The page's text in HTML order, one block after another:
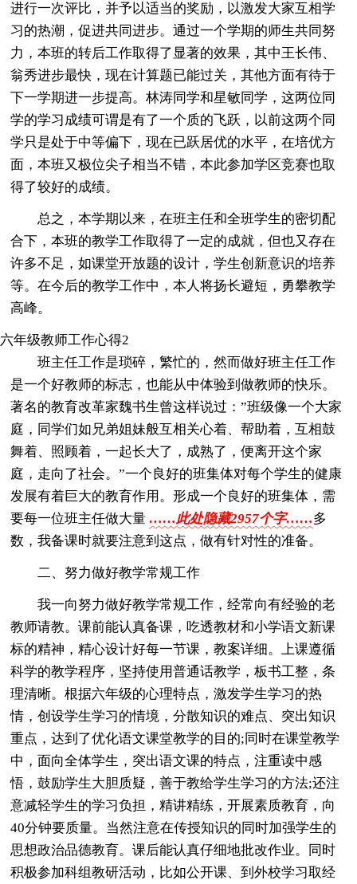
进行一次评比，并予以适当的奖励，以激发大家互相学
习的热潮，促进共同进步。通过一个学期的师生共同努
力，本班的转后工作取得了显著的效果，其中王长伟、
翁秀进步最快，现在计算题已能过关，其他方面有待于
下一学期进一步提高。林涛同学和星敏同学，这两位同
学的学习成绩可谓是有了一个质的飞跃，以前这两个同
学只是处于中等偏下，现在已跃居优的水平，在培优方
面，本班又极位尖子相当不错，本此参加学区竞赛也取
得了较好的成绩。
总之，本学期以来，在班主任和全班学生的密切配
合下，本班的教学工作取得了一定的成就，但也又存在
许多不足，如课堂开放题的设计，学生创新意识的培养
等。在今后的教学工作中，本人将扬长避短，勇攀教学
高峰。
六年级教师工作心得2
班主任工作是琐碎，繁忙的，然而做好班主任工作
是一个好教师的标志，也能从中体验到做教师的快乐。
著名的教育改革家魏书生曾这样说过：”班级像一个大家
庭，同学们如兄弟姐妹般互相关心着、帮助着，互相鼓
舞着、照顾着，一起长大了，成熟了，便离开这个家
庭，走向了社会。”一个良好的班集体对每个学生的健康
发展有着巨大的教育作用。形成一个良好的班集体，需
要每一位班主任做大量……此处隐藏2957个字……多
数，我备课时就要注意到这点，做有针对性的准备。
二、努力做好教学常规工作
我一向努力做好教学常规工作，经常向有经验的老
教师请教。课前能认真备课，吃透教材和小学语文新课
标的精神，精心设计好每一节课，教案详细。上课遵循
科学的教学程序，坚持使用普通话教学，板书工整，条
理清晰。根据六年级的心理特点，激发学生学习的热
情，创设学生学习的情境，分散知识的难点、突出知识
重点，达到了优化语文课堂教学的目的;同时在课堂教学
中，面向全体学生，突出语文课的特点，注重读中感
悟，鼓励学生大胆质疑，善于教给学生学习的方法;还注
意减轻学生的学习负担，精讲精练，开展素质教育，向
40分钟要质量。当然注意在传授知识的同时加强学生的
思想政治品德教育。课后能认真仔细地批改作业。同时
积极参加科组教研活动，比如公开课、到外校学习取经